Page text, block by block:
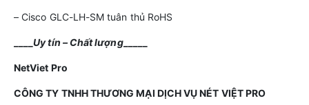
– Cisco GLC-LH-SM tuân thủ RoHS
____Uy tín – Chất lượng_____
NetViet Pro
CÔNG TY TNHH THƯƠNG MẠI DỊCH VỤ NÉT VIỆT PRO